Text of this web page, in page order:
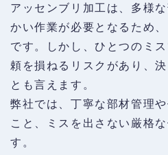
アッセンブリ加工は、多様
かい作業が必要となるため
です。しかし、ひとつのミ
頼を損ねるリスクがあり、
とも言えます。
弊社では、丁寧な部材管理
こと、ミスを出さない厳格
す。